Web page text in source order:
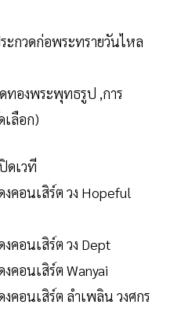
ะกวดก่อพระทรายวันไหล
ทองพระพุทธรูป ,การ
เลือก)
ดเวที
คอนเสิร์ต วง Hopeful
คอนเสิร์ต วง Dept
คอนเสิร์ต Wanyai
คอนเสิร์ต ลำเพลิน วงศกร